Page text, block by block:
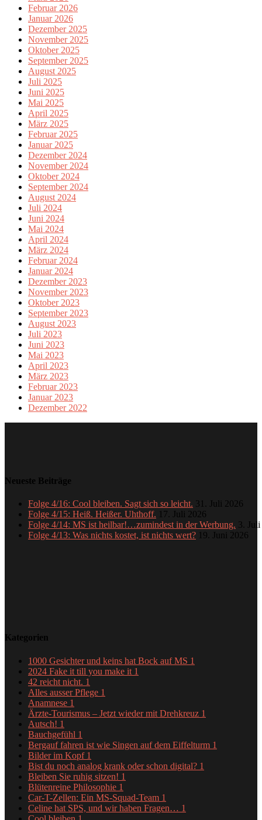
Februar 2026
Januar 2026
Dezember 2025
November 2025
Oktober 2025
September 2025
August 2025
Juli 2025
Juni 2025
Mai 2025
April 2025
März 2025
Februar 2025
Januar 2025
Dezember 2024
November 2024
Oktober 2024
September 2024
August 2024
Juli 2024
Juni 2024
Mai 2024
April 2024
März 2024
Februar 2024
Januar 2024
Dezember 2023
November 2023
Oktober 2023
September 2023
August 2023
Juli 2023
Juni 2023
Mai 2023
April 2023
März 2023
Februar 2023
Januar 2023
Dezember 2022
Neueste Beiträge
Folge 4/16: Cool bleiben. Sagt sich so leicht. 31. Juli 2026
Folge 4/15: Heiß. Heißer. Uhthoff. 17. Juli 2026
Folge 4/14: MS ist heilbar!…zumindest in der Werbung. 3.
Folge 4/13: Was nichts kostet, ist nichts wert? 19. Juni 2026
Kategorien
1000 Gesichter und keins hat Bock auf MS 1
2024 Fake it till you make it 1
42 reicht nicht. 1
Alles ausser Pflege 1
Anamnese 1
Ärzte-Tourismus – Jetzt wieder mit Drehkreuz 1
Autsch! 1
Bauchgefühl 1
Bergauf fahren ist wie Singen auf dem Eiffelturm 1
Bilder im Kopf 1
Bist du noch analog krank oder schon digital? 1
Bleiben Sie ruhig sitzen! 1
Blütenreine Philosophie 1
Car-T-Zellen: Ein MS-Squad-Team 1
Celine hat SPS, und wir haben Fragen… 1